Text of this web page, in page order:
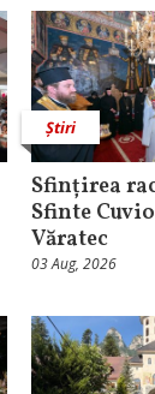
Știri
Sfințirea
Sfinte
Văratec
03 Aug, 2026